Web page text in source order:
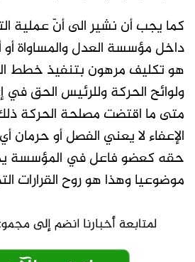
كما يجب أن نشير الى أنّ عملية
داخل مؤسسة العدل والمساواة
هو تكليف مرهون بتنفيذ خطط
ولوائح الحركة وللرئيس الحق في
متى ما اقتضت مصلحة الحركة
الإعفاء لا يعني الفصل أو حرمان
حقه كعضو فاعل في المؤسسة
موضوعيا وهذا هو روح القرارات